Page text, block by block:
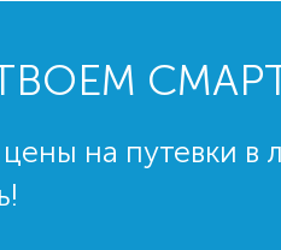
на путевки в